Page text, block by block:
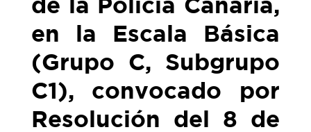
en la Escala Básica
(Grupo C, Subgrupo
C1), convocado por
Resolución del 8 de